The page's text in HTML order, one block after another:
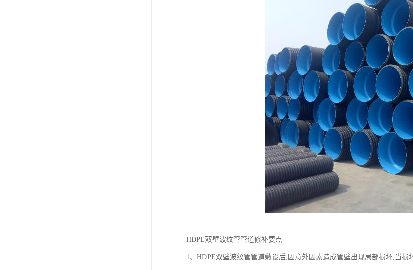
HDPE双壁波纹管管道修补要点
1、HDPE双壁波纹管管道敷设后,因意外因素造成管壁出现局部损坏,当